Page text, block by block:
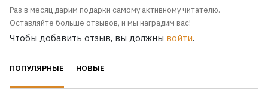
Раз в месяц дарим подарки самому активному читателю.
Оставляйте больше отзывов, и мы наградим вас!
Чтобы добавить отзыв, вы должны войти.
ПОПУЛЯРНЫЕ НОВЫЕ